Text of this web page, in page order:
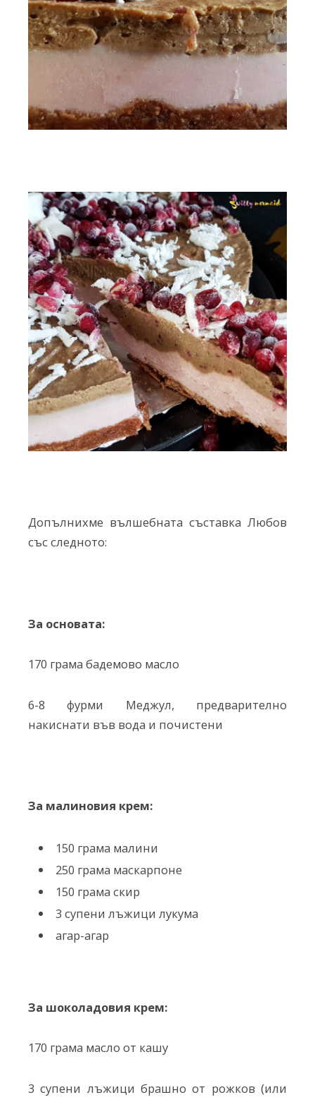
Допълнихме вълшебната съставка Любов
със следното:
За основата:
170 грама бадемово масло
6-8 фурми Меджул, предварително
накиснати във вода и почистени
За малиновия крем:
150 грама малини
250 грама маскарпоне
150 грама скир
3 супени лъжици лукума
агар-агар
За шоколадовия крем:
170 грама масло от кашу
3 супени лъжици брашно от рожков (или